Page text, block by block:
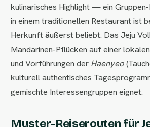
kulinarisches Highlight — ein
in einem traditionellen Restaurant ist
Herkunft äußerst beliebt. Das Jeju
Mandarinen-Pflücken auf einer
und Vorführungen der Haenyeo
kulturell authentisches
gemischte Interessengruppen eignet.
Muster-Reiserouten für